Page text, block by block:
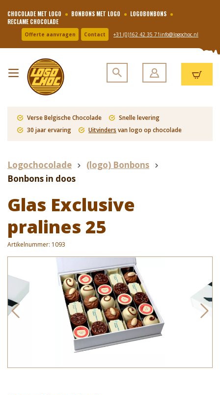
CHOCOLADE MET LOGO BONBONS MET LOGO
LOGOBONBONS
RECLAME CHOCOLADE
Offerte aanvragen Contact +31 (0)162 42 35 71 info@logochoc.nl
Verse Belgische Chocolade
Snelle levering
30 jaar ervaring
Uitvinders van logo op chocolade
Logochocolade
(logo) Bonbons
Bonbons in doos
Glas Exclusive
pralines 25
Artikelnummer: 1093